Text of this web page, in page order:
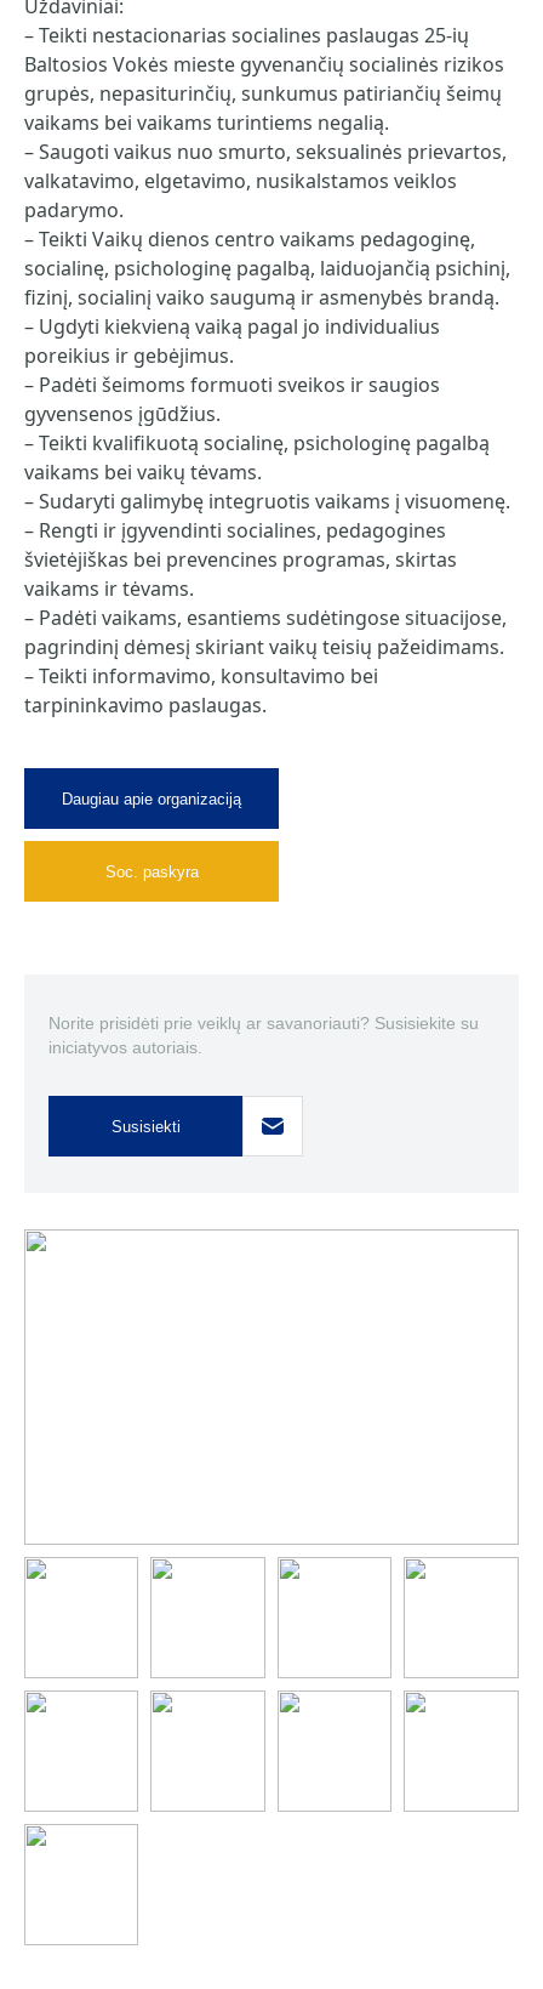
Uždaviniai:
– Teikti nestacionarias socialines paslaugas 25-ių
Baltosios Vokės mieste gyvenančių socialinės rizikos
grupės, nepasiturinčių, sunkumus patiriančių šeimų
vaikams bei vaikams turintiems negalią.
– Saugoti vaikus nuo smurto, seksualinės prievartos,
valkatavimo, elgetavimo, nusikalstamos veiklos
padarymo.
– Teikti Vaikų dienos centro vaikams pedagoginę,
socialinę, psichologinę pagalbą, laiduojančią psichinį,
fizinį, socialinį vaiko saugumą ir asmenybės brandą.
– Ugdyti kiekvieną vaiką pagal jo individualius
poreikius ir gebėjimus.
– Padėti šeimoms formuoti sveikos ir saugios
gyvensenos įgūdžius.
– Teikti kvalifikuotą socialinę, psichologinę pagalbą
vaikams bei vaikų tėvams.
– Sudaryti galimybę integruotis vaikams į visuomenę.
– Rengti ir įgyvendinti socialines, pedagogines
švietėjiškas bei prevencines programas, skirtas
vaikams ir tėvams.
– Padėti vaikams, esantiems sudėtingose situacijose,
pagrindinį dėmesį skiriant vaikų teisių pažeidimams.
– Teikti informavimo, konsultavimo bei
tarpininkavimo paslaugas.
Daugiau apie organizaciją
Soc. paskyra
Norite prisidėti prie veiklų ar savanoriauti? Susisiekite su
iniciatyvos autoriais.
Susisiekti